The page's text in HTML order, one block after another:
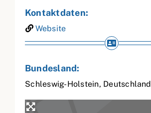
Kontaktdaten:
Website
Bundesland:
Schleswig-Holstein, Deutschland